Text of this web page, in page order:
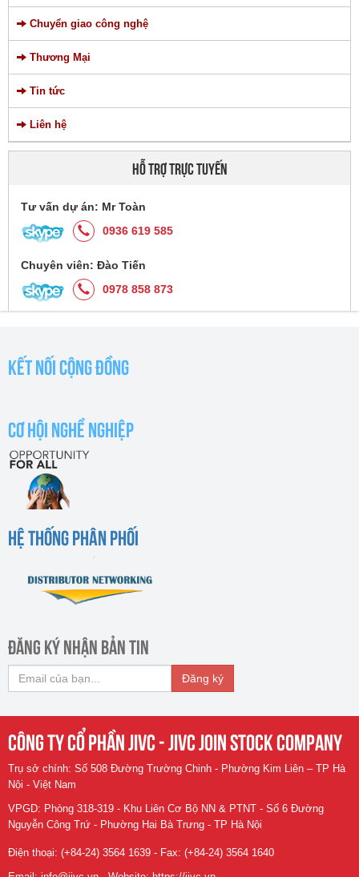
Chuyển giao công nghệ
Thương Mại
Tin tức
Liên hệ
HỖ TRỢ TRỰC TUYẾN
Tư vấn dự án: Mr Toàn
0936 619 585
Chuyên viên: Đào Tiến
0978 858 873
KẾT NỐI CỘNG ĐỒNG
CƠ HỘI NGHỀ NGHIỆP
HỆ THỐNG PHÂN PHỐI
ĐĂNG KÝ NHẬN BẢN TIN
Đăng ký
CÔNG TY CỔ PHẦN JIVC - JIVC JOIN STOCK COMPANY
Trụ sở chính: Số 508 Đường Trường Chinh - Phường Kim Liên – TP Hà
Nội - Việt Nam
VPGD: Phòng 318-319 - Khu Liên Cơ Bộ NN & PTNT - Số 6 Đường
Nguyễn Công Trứ - Phường Hai Bà Trưng - TP Hà Nội
Điện thoại: (+84-24) 3564 1639 - Fax: (+84-24) 3564 1640